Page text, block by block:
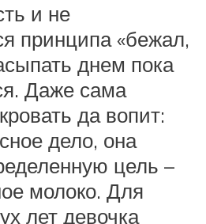
и не
принципа «бежал,
днем пока
Даже сама
да вопит:
дело, она
цель –
молоко. Для
лет девочка